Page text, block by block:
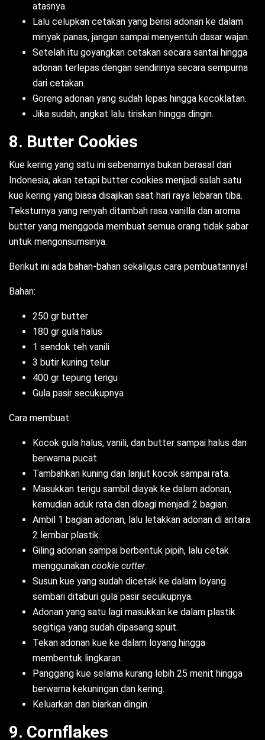
atasnya.
Lalu celupkan cetakan yang berisi adonan ke dalam
minyak panas, jangan sampai menyentuh dasar wajan.
Setelah itu goyangkan cetakan secara santai hingga
adonan terlepas dengan sendirinya secara sempurna
dari cetakan.
Goreng adonan yang sudah lepas hingga kecoklatan.
Jika sudah, angkat lalu tiriskan hingga dingin.
8. Butter Cookies
Kue kering yang satu ini sebenarnya bukan berasal dari
Indonesia, akan tetapi butter cookies menjadi salah satu
kue kering yang biasa disajikan saat hari raya lebaran tiba.
Teksturnya yang renyah ditambah rasa vanilla dan aroma
butter yang menggoda membuat semua orang tidak sabar
untuk mengonsumsinya.
Berikut ini ada bahan-bahan sekaligus cara pembuatannya!
Bahan:
250 gr butter
180 gr gula halus
1 sendok teh vanili
3 butir kuning telur
400 gr tepung terigu
Gula pasir secukupnya
Cara membuat:
Kocok gula halus, vanili, dan butter sampai halus dan
berwarna pucat.
Tambahkan kuning dan lanjut kocok sampai rata.
Masukkan terigu sambil diayak ke dalam adonan,
kemudian aduk rata dan dibagi menjadi 2 bagian.
Ambil 1 bagian adonan, lalu letakkan adonan di antara
2 lembar plastik.
Giling adonan sampai berbentuk pipih, lalu cetak
menggunakan cookie cutter.
Susun kue yang sudah dicetak ke dalam loyang
sembari ditaburi gula pasir secukupnya.
Adonan yang satu lagi masukkan ke dalam plastik
segitiga yang sudah dipasang spuit.
Tekan adonan kue ke dalam loyang hingga
membentuk lingkaran.
Panggang kue selama kurang lebih 25 menit hingga
berwarna kekuningan dan kering.
Keluarkan dan biarkan dingin.
9. Cornflakes